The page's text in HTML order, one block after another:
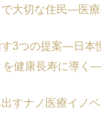
大切な住民―医
3つの提案―日本
を健康長寿に導く
すナノ医療イノ